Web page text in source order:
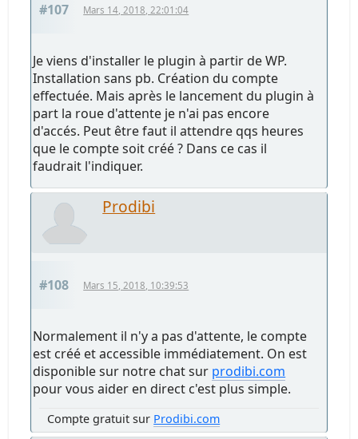
#107 Mars 14, 2018, 22:01:04
Je viens d'installer le plugin à partir de WP.
Installation sans pb. Création du compte
effectuée. Mais après le lancement du plugin à
part la roue d'attente je n'ai pas encore
d'accés. Peut être faut il attendre qqs heures
que le compte soit créé ? Dans ce cas il
faudrait l'indiquer.
Prodibi
#108 Mars 15, 2018, 10:39:53
Normalement il n'y a pas d'attente, le compte
est créé et accessible immédiatement. On est
disponible sur notre chat sur prodibi.com
pour vous aider en direct c'est plus simple.
Compte gratuit sur Prodibi.com